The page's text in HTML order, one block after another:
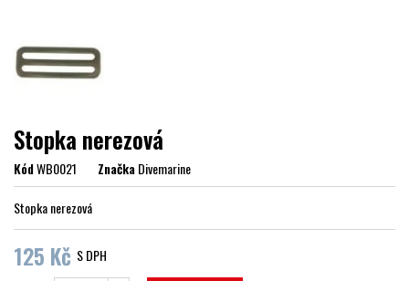
Stopka nerezová
KódWB0021 ZnačkaDivemarine
Stopka nerezová
125 Kč S DPH